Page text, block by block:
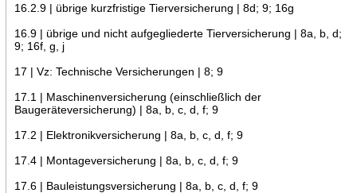
16.2.9 | übrige kurzfristige Tierversicherung | 8d; 9; 16g
16.9 | übrige und nicht aufgegliederte Tierversicherung | 8a, b, d;
9; 16f, g, j
17 | Vz: Technische Versicherungen | 8; 9
17.1 | Maschinenversicherung (einschließlich der
Baugeräteversicherung) | 8a, b, c, d, f; 9
17.2 | Elektronikversicherung | 8a, b, c, d, f; 9
17.4 | Montageversicherung | 8a, b, c, d, f; 9
17.6 | Bauleistungsversicherung | 8a, b, c, d, f; 9